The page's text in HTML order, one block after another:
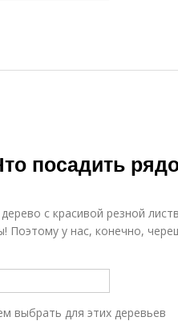
посадить
с красивой резной
у нас, конечно,
выбрать для этих деревьев